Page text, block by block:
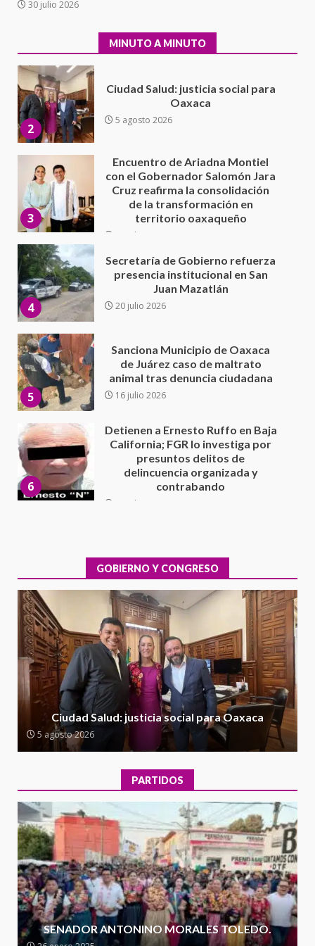
30 julio 2026
MINUTO A MINUTO
5 agosto 2026
3
con el Gobernador Salomón Jara
Cruz reafirma la consolidación
de la transformación en
4
Secretaría de Gobierno refuerza
presencia institucional en San
Juan Mazatlán
20 julio 2026
5
Sanciona Municipio de Oaxaca
de Juárez caso de maltrato
animal tras denuncia ciudadana
16 julio 2026
6
California; FGR lo investiga por
presuntos delitos de
delincuencia organizada y
contrabando
7
Sin paso carretera Oaxaca-
Cuacnopalan
26 junio 2026
1
integral de las instalaciones de la
Escuela Secundaria General
Moisés Sáenz Garza
5 agosto 2026
2
Ciudad Salud: justicia social para
Oaxaca
5 agosto 2026
3
Encuentro de Ariadna Montiel
con el Gobernador Salomón Jara
Cruz reafirma la consolidación
de la transformación en
territorio oaxaqueño
30 julio 2026
4
presencia institucional en San
Juan Mazatlán
20 julio 2026
5
Sanciona Municipio de Oaxaca
de Juárez caso de maltrato
animal tras denuncia ciudadana
16 julio 2026
GOBIERNO Y CONGRESO
Ciudad Salud: justicia social para Oaxaca
5 agosto 2026
PARTIDOS
SENADOR ANTONINO MORALES TOLEDO.